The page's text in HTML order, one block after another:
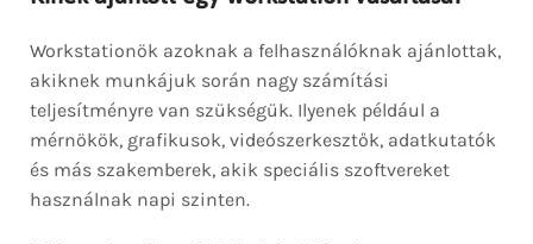
Workstationök azoknak a felhasználóknak ajánlottak,
akiknek munkájuk során nagy számítási
teljesítményre van szükségük. Ilyenek például a
mérnökök, grafikusok, videószerkesztők, adatkutatók
és más szakemberek, akik speciális szoftvereket
használnak napi szinten.